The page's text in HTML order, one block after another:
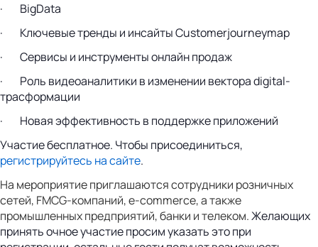
· BigData
· Ключевые тренды и инсайты Customerjourneymap
· Сервисы и инструменты онлайн продаж
· Роль видеоаналитики в изменении вектора digital-
трасформации
· Новая эффективность в поддержке приложений
Участие бесплатное. Чтобы присоединиться,
регистрируйтесь на сайте.
На мероприятие приглашаются сотрудники розничных
сетей, FMCG-компаний,e-commerce, а также
промышленных предприятий, банки и телеком.Желающих
принять очное участие просим указать это при